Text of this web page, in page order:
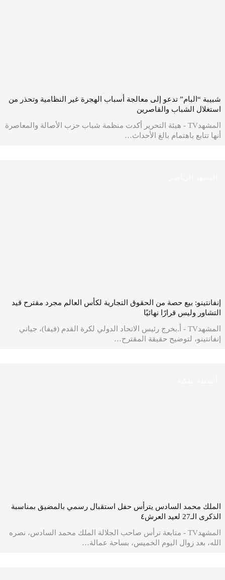
شبيبة “البام” تدعو إلى معالجة أسباب الهجرة غير النظامية وتحذر من
استغلال الشباب والقاصرين
المشهدTV - هيئة التحرير أكدت منظمة شباب حزب الأصالة والمعاصرة
أنها تتابع باهتمام بالغ الأحداث…
إنفانتينو: بيع حصة من الحقوق التجارية لكأس العالم مجرد مقترح قيد
التشاور وليس قرارًا نهائيًا
المشهدTV - أ.بخرج رئيس الاتحاد الدولي لكرة القدم (فيفا)، جياني
إنفانتينو، لتوضيح حقيقة المقترح…
الملك محمد السادس يترأس حفل استقبال رسمي بالمضيق بمناسبة
الذكرى الـ27 لعيد العرش٤
المشهدTV - متابعة ترأس صاحب الجلالة الملك محمد السادس، نصره
الله، بعد زوال اليوم الخميس، بساحة عمالة…